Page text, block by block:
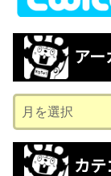
アー
ー
カ
カテ